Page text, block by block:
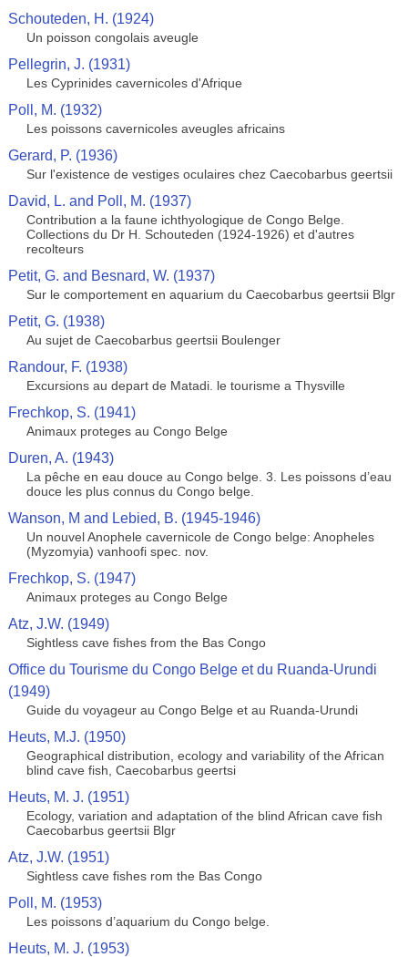
Schouteden, H. (1924)
Un poisson congolais aveugle
Pellegrin, J. (1931)
Les Cyprinides cavernicoles d'Afrique
Poll, M. (1932)
Les poissons cavernicoles aveugles africains
Gerard, P. (1936)
Sur l'existence de vestiges oculaires chez Caecobarbus geertsii
David, L. and Poll, M. (1937)
Contribution a la faune ichthyologique de Congo Belge.
Collections du Dr H. Schouteden (1924-1926) et d'autres
recolteurs
Petit, G. and Besnard, W. (1937)
Sur le comportement en aquarium du Caecobarbus geertsii Blgr
Petit, G. (1938)
Au sujet de Caecobarbus geertsii Boulenger
Randour, F. (1938)
Excursions au depart de Matadi. le tourisme a Thysville
Frechkop, S. (1941)
Animaux proteges au Congo Belge
Duren, A. (1943)
La pêche en eau douce au Congo belge. 3. Les poissons d’eau
douce les plus connus du Congo belge.
Wanson, M and Lebied, B. (1945-1946)
Un nouvel Anophele cavernicole de Congo belge: Anopheles
(Myzomyia) vanhoofi spec. nov.
Frechkop, S. (1947)
Animaux proteges au Congo Belge
Atz, J.W. (1949)
Sightless cave fishes from the Bas Congo
Office du Tourisme du Congo Belge et du Ruanda-Urundi
(1949)
Guide du voyageur au Congo Belge et au Ruanda-Urundi
Heuts, M.J. (1950)
Geographical distribution, ecology and variability of the African
blind cave fish, Caecobarbus geertsi
Heuts, M. J. (1951)
Ecology, variation and adaptation of the blind African cave fish
Caecobarbus geertsii Blgr
Atz, J.W. (1951)
Sightless cave fishes rom the Bas Congo
Poll, M. (1953)
Les poissons d’aquarium du Congo belge.
Heuts, M. J. (1953)